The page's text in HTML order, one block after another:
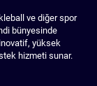
ve diğer spor
bünyesinde
yüksek
hizmeti sunar.